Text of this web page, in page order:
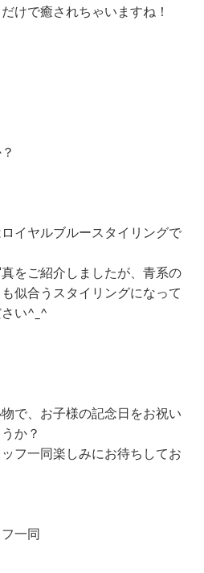
けで癒されちゃいますね！
イヤルブルースタイリングで
をご紹介しましたが、青系の
似合うスタイリングになって
い^_^
で、お子様の記念日をお祝い
か？
フ一同楽しみにお待ちしてお
一同